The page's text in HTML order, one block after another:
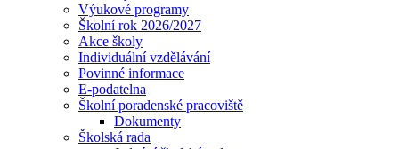
Výukové programy
Školní rok 2026/2027
Akce školy
Individuální vzdělávání
Povinné informace
E-podatelna
Školní poradenské pracoviště
Dokumenty
Školská rada